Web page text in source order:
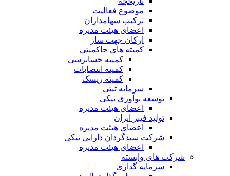
موضوع فعالیت
ترکیب سهامداران
اعضای هیئت مدیره
ارکان جهت ساز
کمیته های حاکمیتی
کمیته حسابرسی
کمیته انتصابات
کمیته ریسک
سرمایه ثبتی
توسعه نوآوری نیکی
اعضای هیئت مدیره
تولید فیبر ایران
اعضای هیئت مدیره
شرکت سبدگردان دارایی نیکی
اعضای هیئت مدیره
شرکت های وابسته
سرمایه گذاری